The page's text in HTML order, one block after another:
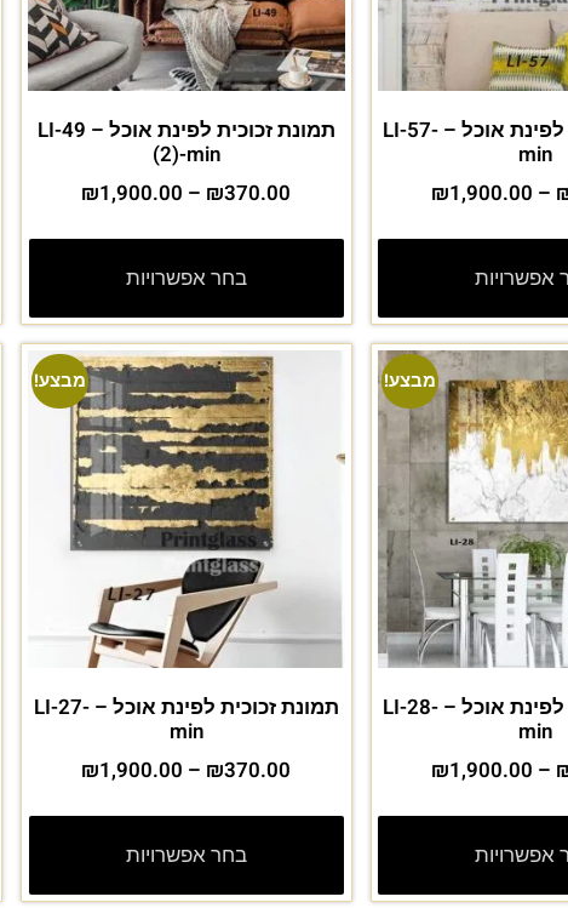
תמונת זכוכית לפינת אוכל – LI-57-
min
–
₪1,900.00
אפשרויות
תמונת זכוכית לפינת אוכל – LI-49
(2)-min
₪370.00
–
₪1,900.00
בחר אפשרויות
מבצע!
תמונת זכוכית לפינת אוכל – LI-28-
min
–
₪1,900.00
אפשרויות
מבצע!
תמונת זכוכית לפינת אוכל – LI-27-
min
₪370.00
–
₪1,900.00
בחר אפשרויות